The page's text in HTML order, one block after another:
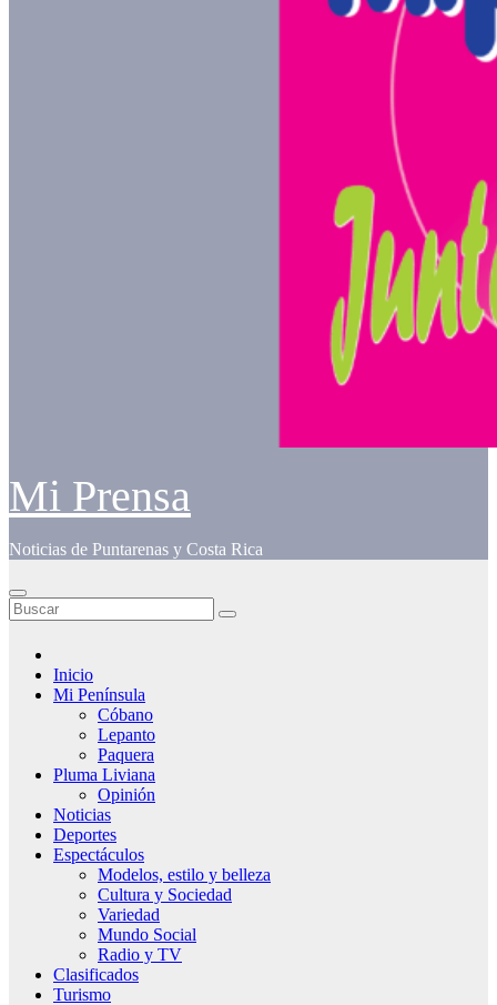
Mi Prensa
Noticias de Puntarenas y Costa Rica
Inicio
Mi Península
Cóbano
Lepanto
Paquera
Pluma Liviana
Opinión
Noticias
Deportes
Espectáculos
Modelos, estilo y belleza
Cultura y Sociedad
Variedad
Mundo Social
Radio y TV
Clasificados
Turismo